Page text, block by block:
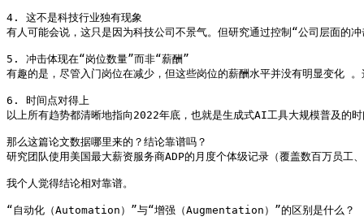
4. 这不是科技行业独有现象
有人可能会说，这只是因为科技公司不景气。但研究通过控制“公司层面的
5. 冲击体现在“岗位数量”而非“薪酬”
有趣的是，尽管入门岗位在减少，但这些岗位的薪酬水平并没有明显变化
6. 时间点对得上
以上所有趋势都清晰地指向2022年底，也就是生成式AI工具大规模普及的
那么这篇论文数据哪里来的？结论靠谱吗？
研究团队使用美国最大薪资服务商ADP的月度个体级记录（覆盖数百万员
我个人觉得结论相对靠谱。
“自动化（Automation）”与“增强（Augmentation）”的区别是什么？